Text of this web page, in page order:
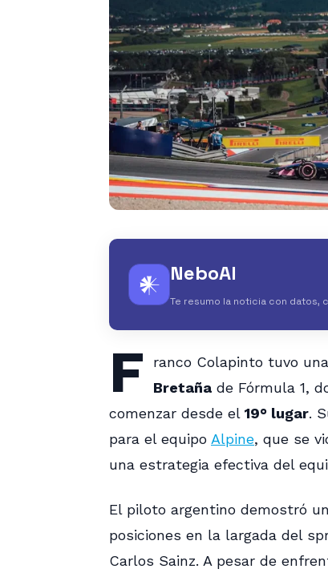
𒀭 NeboAI
Te resumo la noticia con datos,
F ranco Colapinto tuvo
Bretañade Fórmula 1,
comenzar desde el 19° lugar.
para el equipo Alpine, que se
una estrategia efectiva del
El piloto argentino demostró
posiciones en la largada del
Carlos Sainz. A pesar de